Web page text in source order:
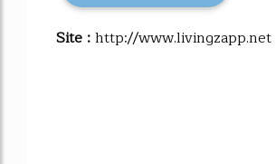
Site :http://www.livingzapp.net